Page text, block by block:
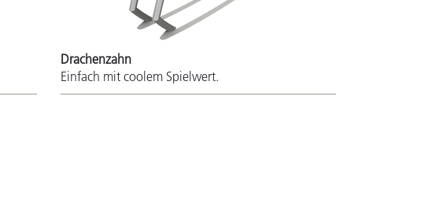
Drachenzahn
Einfach mit coolem Spielwert.